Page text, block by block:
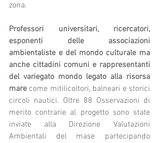
zona.
Professori universitari, ricercatori,
esponenti delle associazioni
ambientaliste e del mondo culturale ma
anche cittadini comuni e rappresentanti
del variegato mondo legato alla risorsa
mare come mitilicoltori, balneari e storici
circoli nautici. Oltre 88 Osservazioni di
merito contrarie al progetto sono state
inviate alla Direzione Valutazioni
Ambientali del mase partecipando